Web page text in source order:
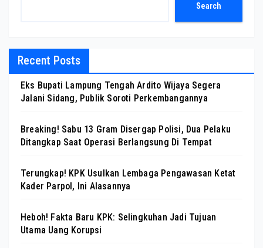
Search
Recent Posts
Eks Bupati Lampung Tengah Ardito Wijaya Segera
Jalani Sidang, Publik Soroti Perkembangannya
Breaking! Sabu 13 Gram Disergap Polisi, Dua Pelaku
Ditangkap Saat Operasi Berlangsung Di Tempat
Terungkap! KPK Usulkan Lembaga Pengawasan Ketat
Kader Parpol, Ini Alasannya
Heboh! Fakta Baru KPK: Selingkuhan Jadi Tujuan
Utama Uang Korupsi